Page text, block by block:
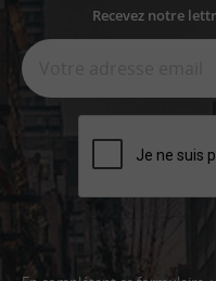
Recevez notre